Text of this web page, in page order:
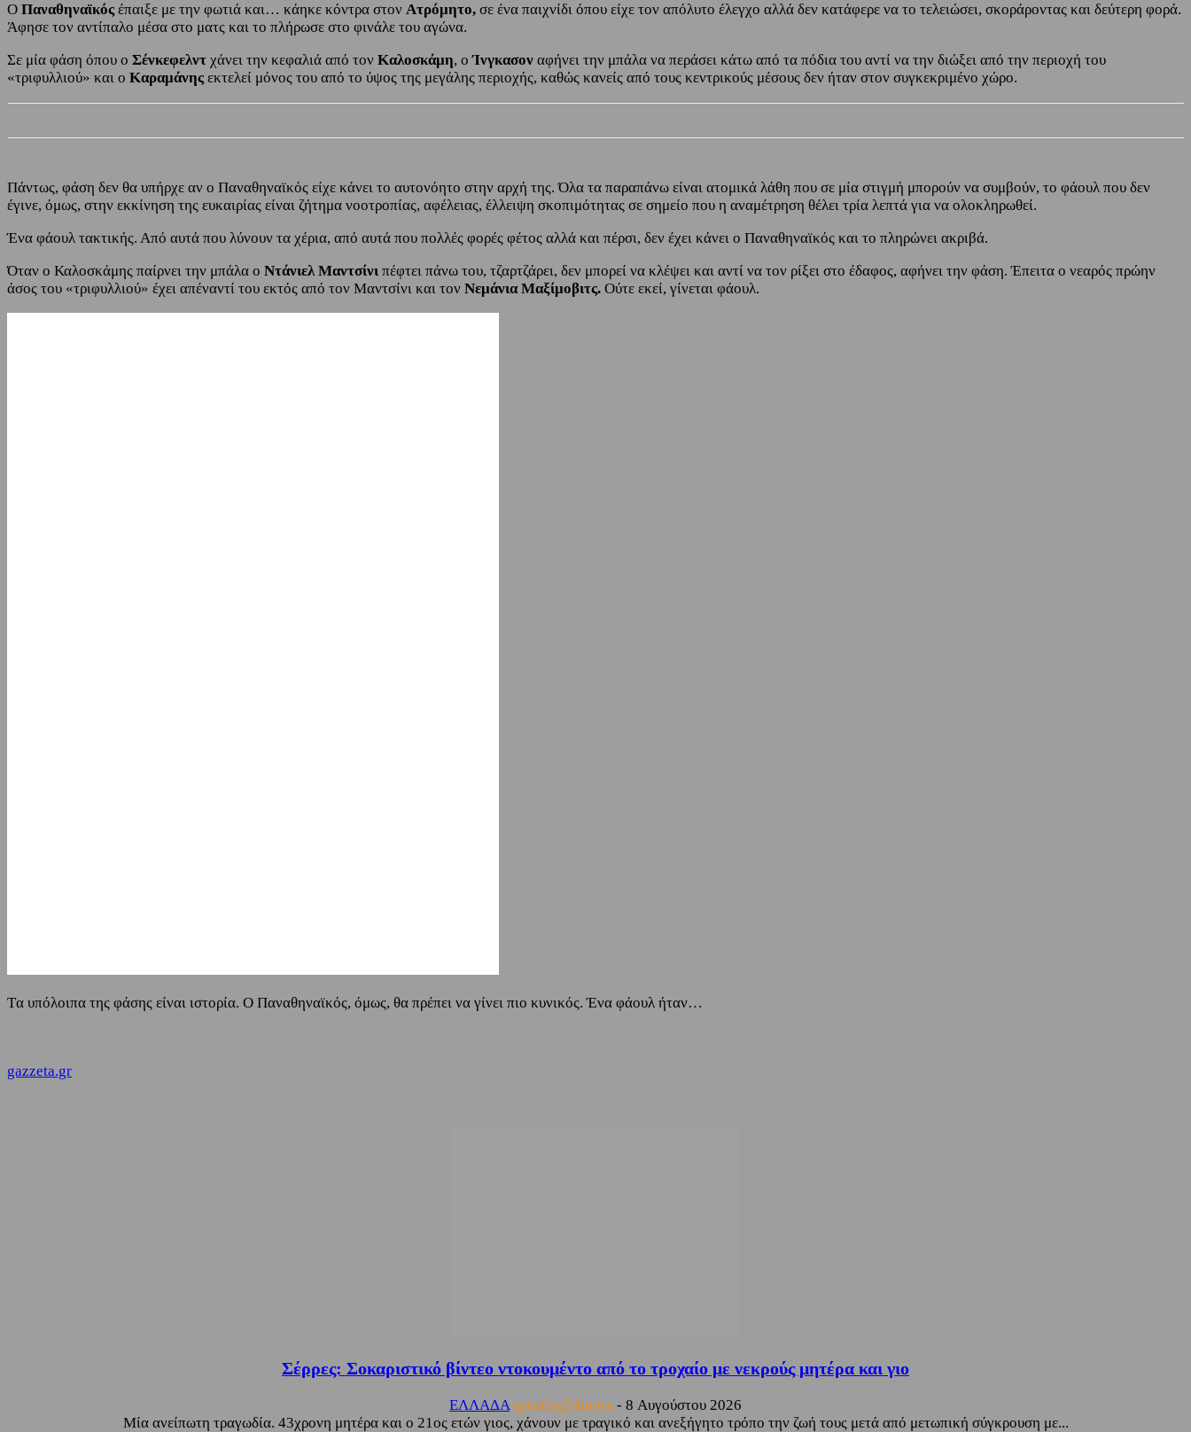
Ο Παναθηναϊκός έπαιξε με την φωτιά και… κάηκε κόντρα στον Ατρόμητο, σε ένα παιχνίδι όπου είχε τον απόλυτο έλεγχο αλλά δεν κατάφερε να το τελειώσει, σκοράροντας και δεύτερη φορά.
Άφησε τον αντίπαλο μέσα στο ματς και το πλήρωσε στο φινάλε του αγώνα.
Σε μία φάση όπου ο Σένκεφελντ χάνει την κεφαλιά από τον Καλοσκάμη, οΊνγκασον αφήνει την μπάλα να περάσει κάτω από τα πόδια του αντί να την διώξει από την περιοχή του
«τριφυλλιού» και ο Καραμάνης εκτελεί μόνος του από το ύψος της μεγάλης περιοχής, καθώς κανείς από τους κεντρικούς μέσους δεν ήταν στον συγκεκριμένο χώρο.
Πάντως, φάση δεν θα υπήρχε αν ο Παναθηναϊκός είχε κάνει το αυτονόητο στην αρχή της. Όλα τα παραπάνω είναι ατομικά λάθη που σε μία στιγμή μπορούν να συμβούν, το φάουλ που δεν
έγινε, όμως, στην εκκίνηση της ευκαιρίας είναι ζήτημα νοοτροπίας, αφέλειας, έλλειψη σκοπιμότητας σε σημείο που η αναμέτρηση θέλει τρία λεπτά για να ολοκληρωθεί.
Ένα φάουλ τακτικής. Από αυτά που λύνουν τα χέρια, από αυτά που πολλές φορές φέτος αλλά και πέρσι, δεν έχει κάνει ο Παναθηναϊκός και το πληρώνει ακριβά.
Όταν ο Καλοσκάμης παίρνει την μπάλα ο Ντάνιελ Μαντσίνι πέφτει πάνω του, τζαρτζάρει, δεν μπορεί να κλέψει και αντί να τον ρίξει στο έδαφος, αφήνει την φάση. Έπειτα ο νεαρός πρώην
άσος του «τριφυλλιού» έχει απέναντί του εκτός από τον Μαντσίνι και τον Νεμάνια Μαξίμοβιτς. Ούτε εκεί, γίνεται φάουλ.
Tα υπόλοιπα της φάσης είναι ιστορία. Ο Παναθηναϊκός, όμως, θα πρέπει να γίνει πιο κυνικός. Ένα φάουλ ήταν…
gazzeta.gr
Σέρρες: Σοκαριστικό βίντεο ντοκουμέντο από το τροχαίο με νεκρούς μητέρα και γιο
ΕΛΛΑΔΑ sporting24news - 8 Αυγούστου 2026
Μία ανείπωτη τραγωδία. 43χρονη μητέρα και ο 21ος ετών γιος, χάνουν με τραγικό και ανεξήγητο τρόπο την ζωή τους μετά από μετωπική σύγκρουση με...